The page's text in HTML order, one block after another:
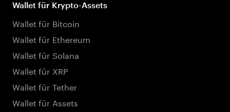
Wallet für Krypto-Assets
Wallet für Bitcoin
Wallet für Ethereum
Wallet für Solana
Wallet für XRP
Wallet für Tether
Wallet für Assets